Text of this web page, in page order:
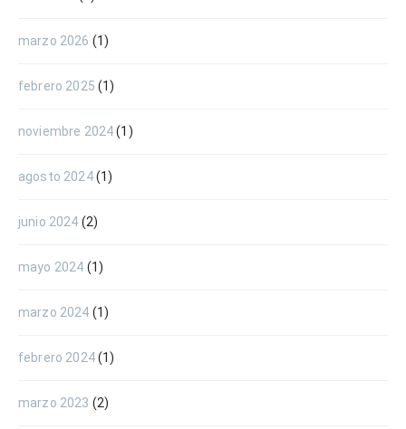
marzo 2026 (1)
febrero 2025 (1)
noviembre 2024(1)
agosto 2024(1)
junio 2024 (2)
mayo 2024 (1)
marzo 2024 (1)
febrero 2024(1)
marzo 2023 (2)